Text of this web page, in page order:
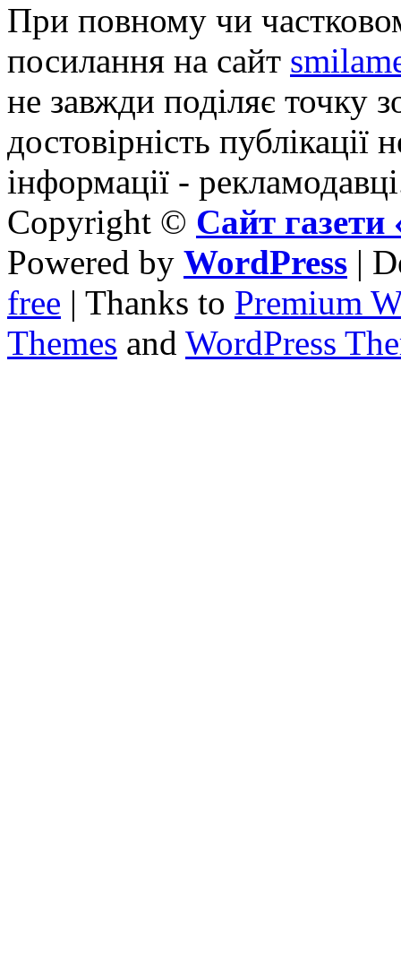
При повному чи
посилання на сайт
не завжди поділяє точку
достовірність публікації
інформації -
Copyright © Сайт
Powered by WordPress |
free | Thanks to Premium
Themes and WordPress